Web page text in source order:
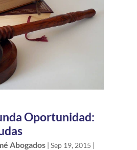
Oportunidad:
Abogados| Sep 19, 2015 |